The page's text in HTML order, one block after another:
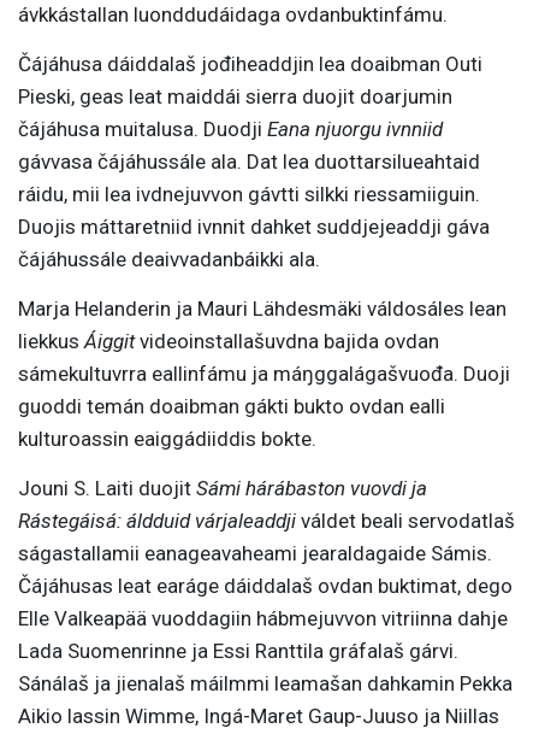
ávkkástallan luonddudáidaga ovdanbuktinfámu.
Čájáhusa dáiddalaš jođiheaddjin lea doaibman Outi
Pieski, geas leat maiddái sierra duojit doarjumin
čájáhusa muitalusa. Duodji Eana njuorgu ivnniid
gávvasa čájáhussále ala. Dat lea duottarsilueahtaid
ráidu, mii lea ivdnejuvvon gávtti silkki riessamiiguin.
Duojis máttaretniid ivnnit dahket suddjejeaddji gáva
čájáhussále deaivvadanbáikki ala.
Marja Helanderin ja Mauri Lähdesmäki váldosáles lean
liekkus Áiggitvideoinstallašuvdna bajida ovdan
sámekultuvrra eallinfámu ja máŋggalágašvuođa. Duoji
guoddi temán doaibman gákti bukto ovdan ealli
kulturoassin eaiggádiiddis bokte.
Jouni S. Laiti duojit Sámi hárábaston vuovdi ja
Rástegáisá: áldduid várjaleaddji váldet beali servodatlaš
ságastallamii eanageavaheami jearaldagaide Sámis.
Čájáhusas leat earáge dáiddalaš ovdan buktimat, dego
Elle Valkeapää vuoddagiin hábmejuvvon vitriinna dahje
Lada Suomenrinne ja Essi Ranttila gráfalaš gárvi.
Sánálaš ja jienalaš máilmmi leamašan dahkamin Pekka
Aikio lassin Wimme, Ingá-Maret Gaup-Juuso ja Niillas